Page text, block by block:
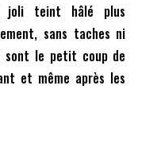
joli teint hâlé plus
sans taches ni
sont le petit coup de
et même après les